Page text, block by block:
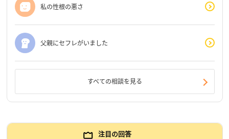
私の性根の悪さ
父親にセフレがいました
すべての相談を見る
注目の回答